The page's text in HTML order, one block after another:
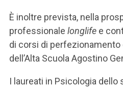
È inoltre prevista, nella
professionale longlife e
di corsi di perfezionamento
dell’Alta Scuola Agostino
I laureati in Psicologia